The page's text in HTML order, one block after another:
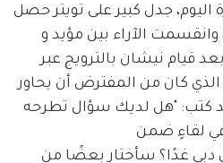
اليوم، جدل كبير على تويتر حصل
الآراء بين مؤيد و
قيام نيشان بالترويج عبر
كان من المفترض أن يحاور
كتب: "هل لديك سؤال تطرحه
في لقاءٍ ضمن
دبي غدًا؟ سأختار بعضًا من